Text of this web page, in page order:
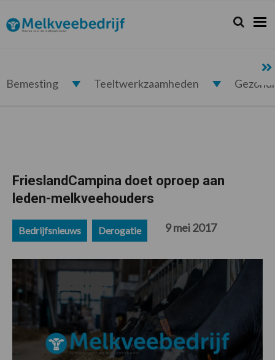
de
hoofdnavigatie
de
hoofd
de
eerste
de
voettekst
Melkveebedrijf.nl Zoeken...
Zoek
Bemesting Teeltwerkzaamheden
FrieslandCampina doet oproep aan
leden-melkveehouders
Bedrijfsnieuws Derogatie 9 mei 2017